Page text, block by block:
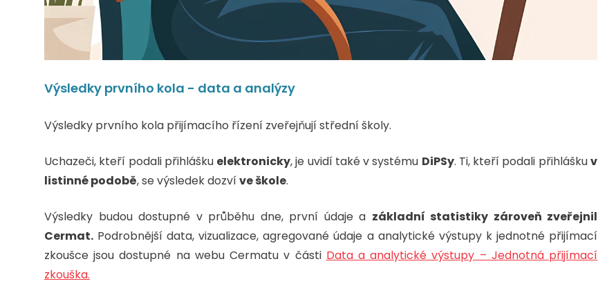
Výsledky prvního kola - data a analýzy
Výsledky prvního kola přijímacího řízení zveřejňují střední školy.
Uchazeči, kteří podali přihlášku elektronicky, je uvidí také v systému DiPSy. Ti, kteří podali přihláškuv
listinné podobě, se výsledek dozvíve škole.
Výsledky budou dostupné v průběhu dne, první údaje a základní statistiky zároveň zveřejnil
Cermat. Podrobnější data, vizualizace, agregované údaje a analytické výstupy k jednotné přijímací
zkoušce jsou dostupné na webu Cermatu v části Data a analytické výstupy – Jednotná přijímací
zkouška.